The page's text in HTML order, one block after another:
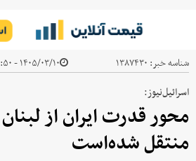
شناسه خبر: ۱۳۸۷۴۳۰ ۱۴۰۵/۰۳/۱۰ - ۱۱:۵۰
اسرائیل‌نیوز:
محور قدرت‌ ایران از
منتقل شده‌است